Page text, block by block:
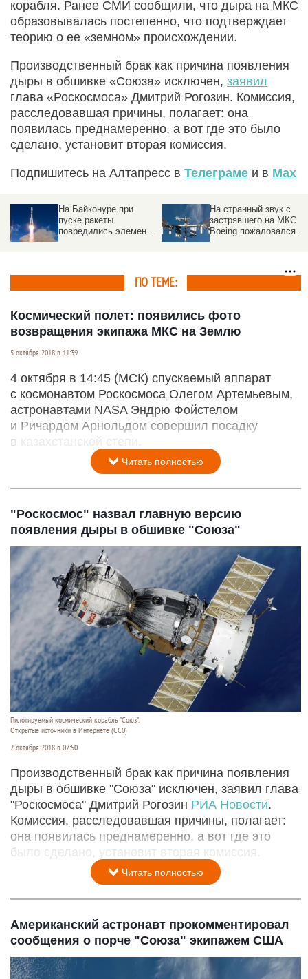
корабля. Ранее СМИ сообщили, что дыра на МКС
образовывалась постепенно, что подтверждает
теорию о ее «земном» происхождении.
Производственный брак как причина появления
дыры в обшивке «Союза» исключен, заявил
глава «Роскосмоса» Дмитрий Рогозин. Комиссия,
расследовавшая причины, полагает: она
появилась преднамеренно, а вот где это было
сделано, установит вторая комиссия.
Подпишитесь на Алтапресс в Телеграме и в Max
На Байконуре при
пуске ракеты
повредились элементы
На странный звук с
застрявшего на МКС
Boeing пожаловался
ПО ТЕМЕ:
Космический полет: появились фото
возвращения экипажа МКС на Землю
5 октября 2018 в 11:39
4 октября в 14:45 (МСК) спускаемый аппарат
с космонавтом Роскосмоса Олегом Артемьевым,
астронавтами NASA Эндрю Фойстелом
и Ричардом Арнольдом совершил посадку
в казахстанской степи.
Читать полностью
"Роскосмос" назвал главную версию
появления дыры в обшивке "Союза"
Пилотируемый космический корабль "Союз".
Открытые источники в Интернете (СС0)
2 октября 2018 в 07:50
Производственный брак как причина появления
дыры в обшивке "Союза" исключен, заявил глава
"Роскосмоса" Дмитрий Рогозин РИА Новости.
Комиссия, расследовавшая причины, полагает:
она появилась преднамеренно, а вот где это
было сделано, установит вторая комиссия.
Читать полностью
Американский астронавт прокомментировал
сообщения о порче "Союза" экипажем США